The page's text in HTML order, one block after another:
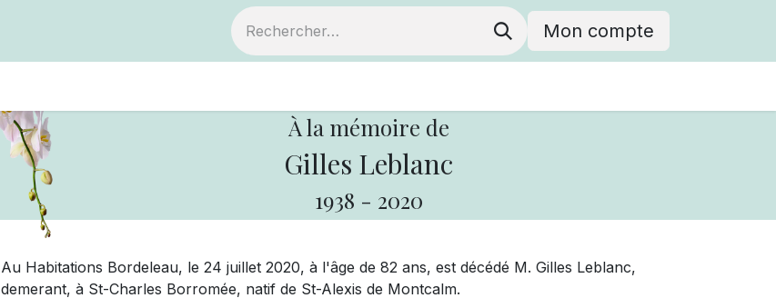
Mon compte
À la mémoire de
Gilles Leblanc
1938 - 2020
Au Habitations Bordeleau, le 24 juillet 2020, à l'âge de 82 ans, est décédé M. Gilles Leblanc,
demerant, à St-Charles Borromée, natif de St-Alexis de Montcalm.